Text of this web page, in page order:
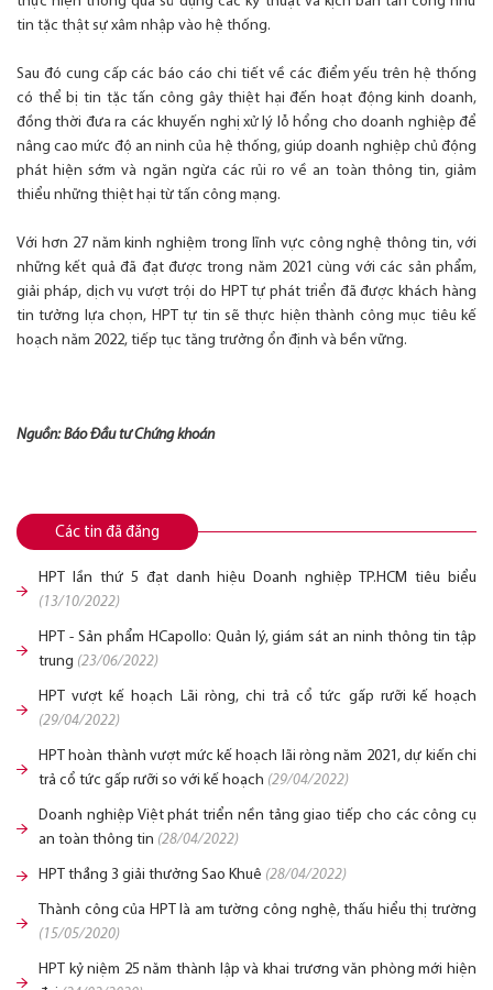
tin tặc thật sự xâm nhập vào hệ thống.
Sau đó cung cấp các báo cáo chi tiết về các điểm yếu trên hệ thống
có thể bị tin tặc tấn công gây thiệt hại đến hoạt động kinh doanh,
đồng thời đưa ra các khuyến nghị xử lý lỗ hổng cho doanh nghiệp để
nâng cao mức độ an ninh của hệ thống, giúp doanh nghiệp chủ động
phát hiện sớm và ngăn ngừa các rủi ro về an toàn thông tin, giảm
thiểu những thiệt hại từ tấn công mạng.
Với hơn 27 năm kinh nghiệm trong lĩnh vực công nghệ thông tin, với
những kết quả đã đạt được trong năm 2021 cùng với các sản phẩm,
giải pháp, dịch vụ vượt trội do HPT tự phát triển đã được khách hàng
tin tưởng lựa chọn, HPT tự tin sẽ thực hiện thành công mục tiêu kế
hoạch năm 2022, tiếp tục tăng trưởng ổn định và bền vững.
Nguồn: Báo Đầu tư Chứng khoán
Các tin đã đăng
HPT lần thứ 5 đạt danh hiệu Doanh nghiệp TP.HCM tiêu biểu
(13/10/2022)
HPT - Sản phẩm HCapollo: Quản lý, giám sát an ninh thông tin tập
trung (23/06/2022)
HPT vượt kế hoạch Lãi ròng, chi trả cổ tức gấp rưỡi kế hoạch
(29/04/2022)
HPT hoàn thành vượt mức kế hoạch lãi ròng năm 2021, dự kiến chi
trả cổ tức gấp rưỡi so với kế hoạch (29/04/2022)
Doanh nghiệp Việt phát triển nền tảng giao tiếp cho các công cụ
an toàn thông tin (28/04/2022)
HPT thắng 3 giải thưởng Sao Khuê (28/04/2022)
Thành công của HPT là am tường công nghệ, thấu hiểu thị trường
(15/05/2020)
HPT kỷ niệm 25 năm thành lập và khai trương văn phòng mới hiện